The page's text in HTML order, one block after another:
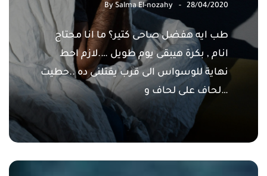
By Salma El-nozahy 28/04/2020
طب ايه هفضل صاحى كتير؟ ما انا محتاج
انام , بكرة هيبقى يوم طويل ….لازم احط
نهاية للوسواس الى قرب يقتلنى ده ..حطيت
لحاف على لحاف و…